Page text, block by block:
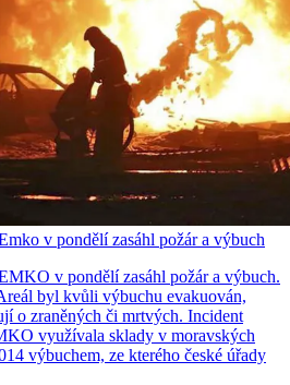
v pondělí zasáhl požár a výbuch
v pondělí zasáhl požár a výbuch.
byl kvůli výbuchu evakuován,
o zraněných či mrtvých. Incident
využívala sklady v moravských
výbuchem, ze kterého české úřady